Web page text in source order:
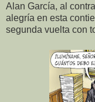
Alan García, al
alegría en esta
segunda vuelta con